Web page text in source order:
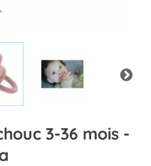
3-36 mois -